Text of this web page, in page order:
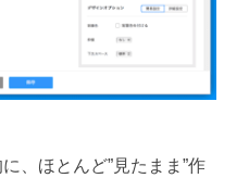
、ほとんど”見たまま”作